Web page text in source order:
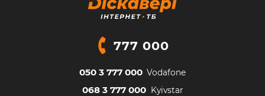
777 000
050 3 777 000 Vodafone
068 3 777 000 Kyivstar